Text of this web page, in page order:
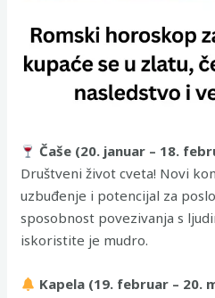
Čaše (20. januar – 18.
Društveni život cveta! Novi
uzbuđenje i potencijal za
sposobnost povezivanja s
iskoristite je mudro.
Kapela (19. februar – 20.